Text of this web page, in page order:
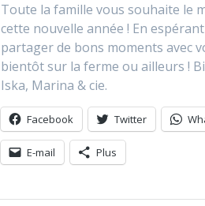
Toute la famille vous souhaite le
cette nouvelle année ! En
partager de bons moments avec
bientôt sur la ferme ou ailleurs !
Iska, Marina & cie.
Facebook Twitter
E-mail Plus